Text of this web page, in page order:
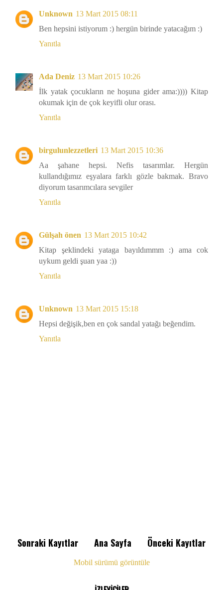
Unknown 13 Mart 2015 08:11
Ben hepsini istiyorum :) hergün birinde yatacağım :)
Yanıtla
Ada Deniz 13 Mart 2015 10:26
İlk yatak çocukların ne hoşuna gider ama:)))) Kitap
okumak için de çok keyifli olur orası.
Yanıtla
birgulunlezzetleri 13 Mart 2015 10:36
Aa şahane hepsi. Nefis tasarımlar. Hergün
kullandığımız eşyalara farklı gözle bakmak. Bravo
diyorum tasarımcılara sevgiler
Yanıtla
Gülşah önen 13 Mart 2015 10:42
Kitap şeklindeki yataga bayıldımmm :) ama cok
uykum geldi şuan yaa :))
Yanıtla
Unknown 13 Mart 2015 15:18
Hepsi değişik,ben en çok sandal yatağı beğendim.
Yanıtla
Sonraki Kayıtlar Önceki Kayıtlar
Ana Sayfa
Mobil sürümü görüntüle